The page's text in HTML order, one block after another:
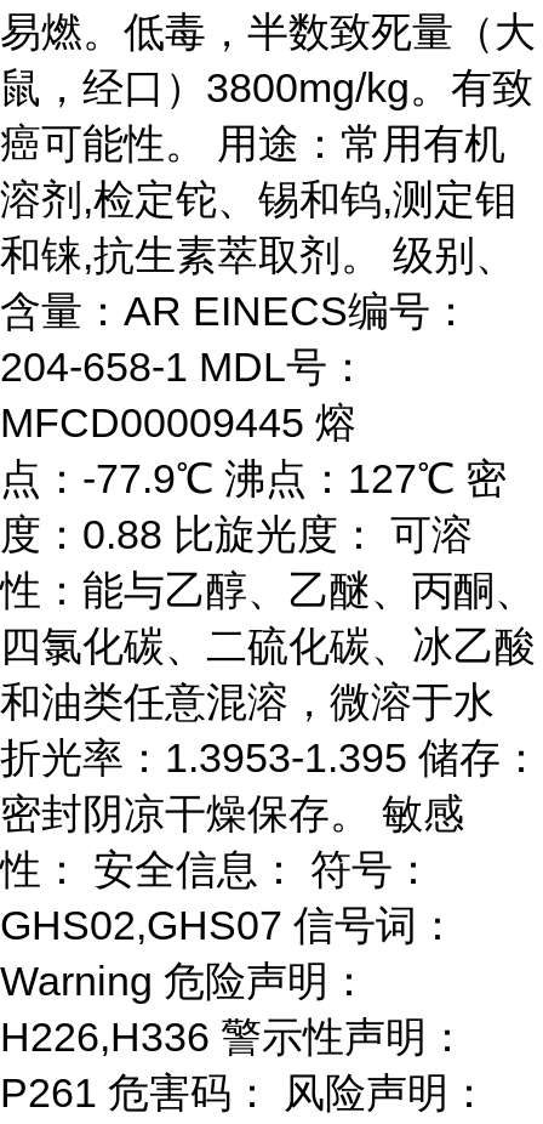
易燃。低毒，半数致死量（大
鼠，经口）3800mg/kg。有致
癌可能性。 用途：常用有机
溶剂,检定铊、锡和钨,测定钼
和铼,抗生素萃取剂。 级别、
含量：AR EINECS编号：
204-658-1 MDL号：
MFCD00009445 熔
点：-77.9℃ 沸点：127℃ 密
度：0.88 比旋光度： 可溶
性：能与乙醇、乙醚、丙酮、
四氯化碳、二硫化碳、冰乙酸
和油类任意混溶，微溶于水
折光率：1.3953-1.395 储存：
密封阴凉干燥保存。 敏感
性： 安全信息： 符号：
GHS02,GHS07 信号词：
Warning 危险声明：
H226,H336 警示性声明：
P261 危害码： 风险声明：